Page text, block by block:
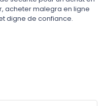
acheter malegra en ligne
digne de confiance.